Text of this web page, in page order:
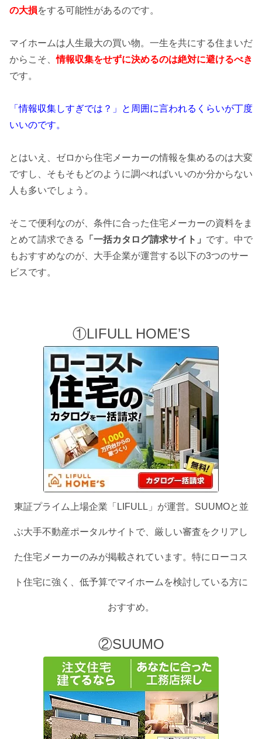
の大損をする可能性があるのです。
マイホームは人生最大の買い物。一生を共にする住まいだ
からこそ、情報収集をせずに決めるのは絶対に避けるべき
です。
「情報収集しすぎでは？」と周囲に言われるくらいが丁度
いいのです。
とはいえ、ゼロから住宅メーカーの情報を集めるのは大変
ですし、そもそもどのように調べればいいのか分からない
人も多いでしょう。
そこで便利なのが、条件に合った住宅メーカーの資料をま
とめて請求できる
「一括カタログ請求サイト」 です。中で
もおすすめなのが、大手企業が運営する以下の3つのサー
ビスです。
①LIFULL HOME’S
東証プライム上場企業「LIFULL」が運営。SUUMOと並
ぶ大手不動産ポータルサイトで、厳しい審査をクリアし
た住宅メーカーのみが掲載されています。特にローコス
ト住宅に強く、低予算でマイホームを検討している方に
おすすめ。
②SUUMO